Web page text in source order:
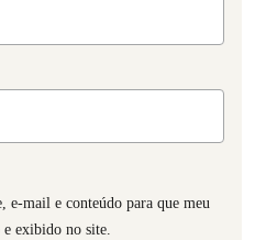
e-mail e conteúdo para que meu
e exibido no site.